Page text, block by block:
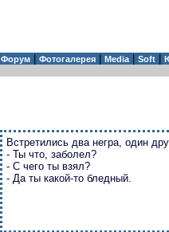
Форум Фотогалерея Media| Soft
Встретились два негра, один
- Ты что, заболел?
- С чего ты взял?
- Да ты какой-то бледный.